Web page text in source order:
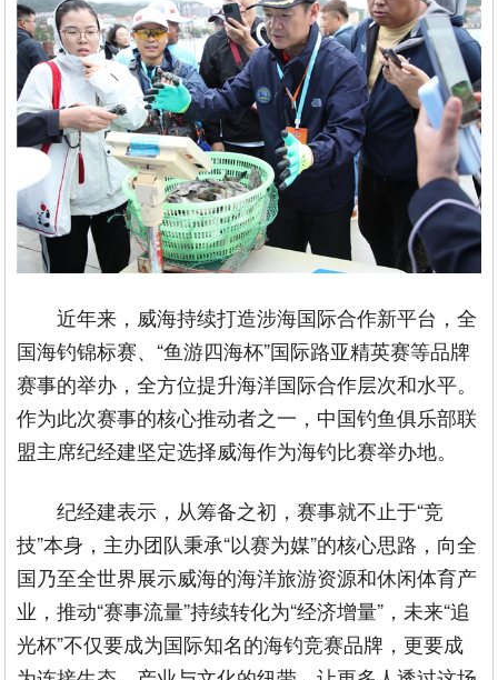
近年来，威海持续打造涉海国际合作新平台，全
国海钓锦标赛、“鱼游四海杯”国际路亚精英赛等品牌
赛事的举办，全方位提升海洋国际合作层次和水平。
作为此次赛事的核心推动者之一，中国钓鱼俱乐部联
盟主席纪经建坚定选择威海作为海钓比赛举办地。
纪经建表示，从筹备之初，赛事就不止于“竞
技”本身，主办团队秉承“以赛为媒”的核心思路，向全
国乃至全世界展示威海的海洋旅游资源和休闲体育产
业，推动“赛事流量”持续转化为“经济增量”，未来“追
光杯”不仅要成为国际知名的海钓竞赛品牌，更要成